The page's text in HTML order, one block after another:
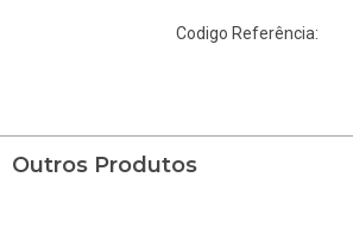
Codigo Referência:
Outros Produtos